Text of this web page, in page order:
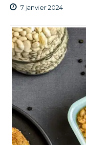
7 janvier 2024